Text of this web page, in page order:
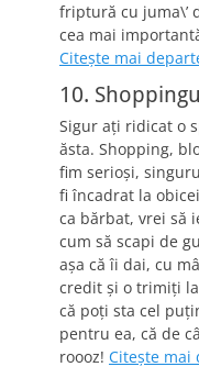
friptură cu juma\’
cea mai
Citeşte mai
10.
Sigur aţi ridicat o
ăsta. Shopping,
fim serioşi,
fi încadrat la
ca bărbat, vrei să
cum să scapi de
aşa că îi dai, cu
credit şi o trimiţi
că poţi sta cel
pentru ea, că de
roooz! Citeşte mai